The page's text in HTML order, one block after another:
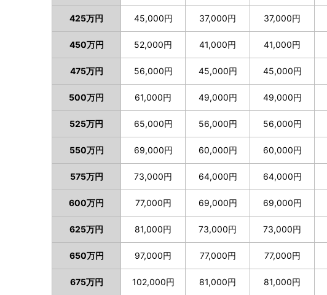
425万円 45,000円 37,000円 37,000円
450万円 52,000円 41,000円 41,000円
475万円 56,000円 45,000円 45,000円
500万円 61,000円 49,000円 49,000円
525万円 65,000円 56,000円 56,000円
550万円 69,000円 60,000円 60,000円
575万円 73,000円 64,000円 64,000円
600万円 77,000円 69,000円 69,000円
625万円 81,000円 73,000円 73,000円
650万円 97,000円 77,000円 77,000円
675万円 102,000円 81,000円 81,000円